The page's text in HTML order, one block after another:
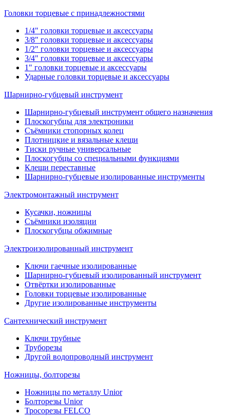
Головки торцевые с принадлежностями
1/4" головки торцевые и аксессуары
3/8" головки торцевые и аксессуары
1/2" головки торцевые и аксессуары
3/4" головки торцевые и аксессуары
1" головки торцевые и аксессуары
Ударные головки торцевые и аксессуары
Шарнирно-губцевый инструмент
Шарнирно-губцевый инструмент общего назначения
Плоскогубцы для электроники
Съёмники стопорных колец
Плотницкие и вязальные клещи
Тиски ручные универсальные
Плоскогубцы со специальными функциями
Клещи переставные
Шарнирно-губцевые изолированные инструменты
Электромонтажный инструмент
Кусачки, ножницы
Съёмники изоляции
Плоскогубцы обжимные
Электроизолированный инструмент
Ключи гаечные изолированные
Шарнирно-губцевый изолированный инструмент
Отвёртки изолированные
Головки торцевые изолированные
Другие изолированные инструменты
Сантехнический инструмент
Ключи трубные
Труборезы
Другой водопроводный инструмент
Ножницы, болторезы
Ножницы по металлу Unior
Болторезы Unior
Тросорезы FELCO